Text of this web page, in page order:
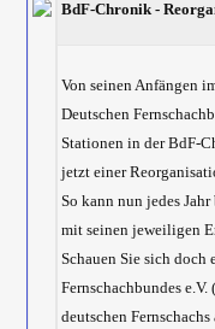
BdF-Chronik -
Von seinen Anfängen
Deutschen
Stationen in der BdF-
jetzt einer
So kann nun jedes
mit seinen jeweiligen
Schauen Sie sich doch
Fernschachbundes
deutschen Fernschachs